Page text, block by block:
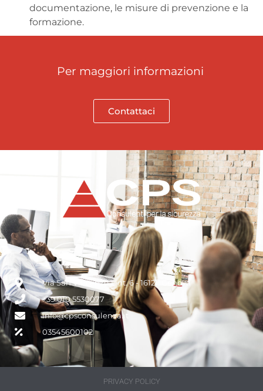
documentazione, le misure di prevenzione e la
formazione.
Per maggiori informazioni
Contattaci
Via San Vincenzo 1 int. 6 - 16121, Genova
+39 010 5530077
info@cpsconsulenza.it
03545600102
PRIVACY POLICY